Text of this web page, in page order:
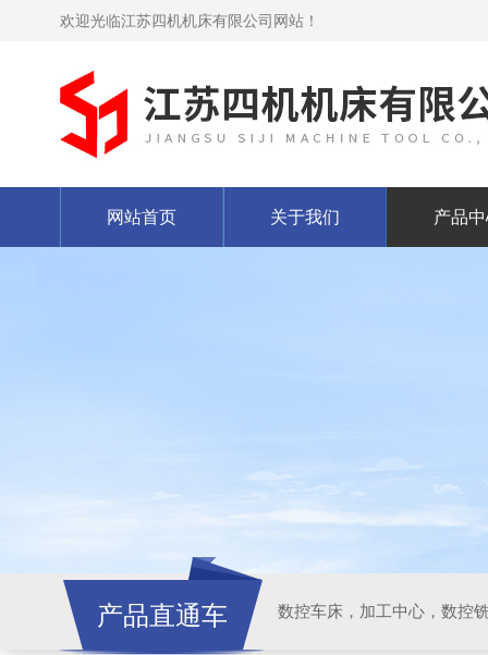
欢迎光临江苏四机机床有限公司网站！
网站首页 关于我们 产品
产品直通车